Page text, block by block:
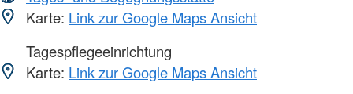
Karte: Link zur Google Maps Ansicht
Tagespflegeeinrichtung
Karte: Link zur Google Maps Ansicht